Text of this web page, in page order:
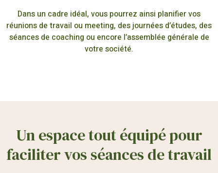
Dans un cadre idéal, vous pourrez ainsi planifier vos
réunions de travail ou meeting, des journées d’études, des
séances de coaching ou encore l’assemblée générale de
votre société.
Un espace tout équipé pour
faciliter vos séances de travail